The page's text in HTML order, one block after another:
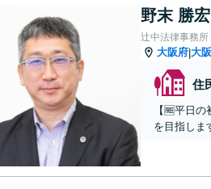
野末 勝宏
辻中法律事務所
大阪府|大
住
【🆓平日
を目指しま